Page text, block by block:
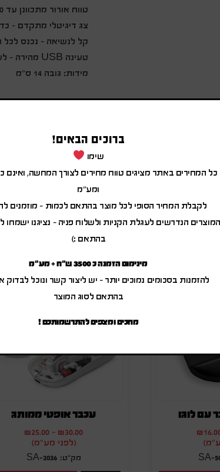
טווח אורור מתכוונן עד 10 דרגות מהירות – שליטה מושלמת בכל מצב
צג דיגיטלי מתקדם –
קל לנשיאה – נכנס לכל
טעינה USB מהירה – לשימוש ממושך ללא סוללות מיותרות
מידות: גובה 14 ס"מ
מוצרים משודרגים
עם לוגו
₪
SA-
עכבר אופטי ממותג
₪30.00
-
₪25.00
(לפני מע"מ)
SA-2036
ברוכים הבאים!
שימו
כל המחירים באתר מציגים טווח מחירים לצורך המחשה, ואינם
ומע"מ
לקבלת המחיר הסופי לכל מוצר בהתאם לכמות – מוזמנים
המוצרים הנדרשים לעגלת הקניות ולשלוח פניה – נציגנו ישמחו
בהתאם :)
מינימום הזמנה כ 3500 ש"ח + מע"מ
להזמנות בסכומים נמוכים יותר – יש ליצור קשר ונוכל
בהתאם לסוג המוצר
מחכים ומצפים להתרשמותכם !